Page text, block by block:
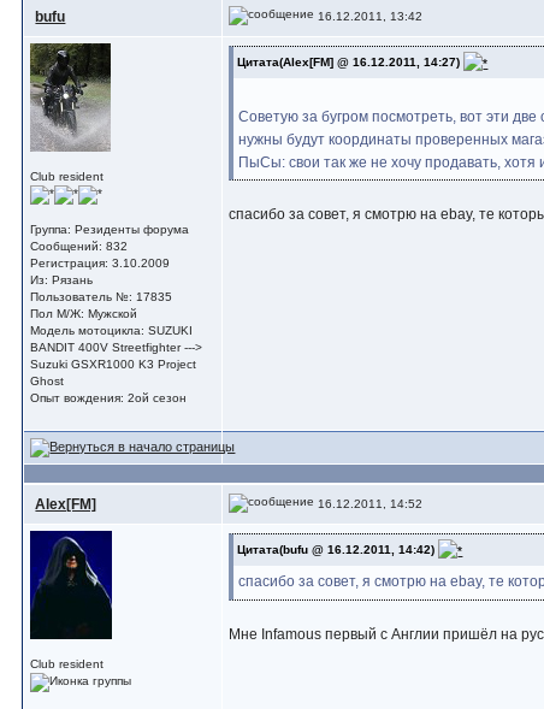
bufu 16.12.2011, 13:42
Club resident
Группа: Резиденты форума
Сообщений: 832
Регистрация: 3.10.2009
Из: Рязань
Пользователь №: 17835
Пол М/Ж: Мужской
Модель мотоцикла: SUZUKI
BANDIT 400V Streetfighter --->
Suzuki GSXR1000 K3 Project
Ghost
Опыт вождения: 2ой сезон
Цитата(Alex[FM] @ 16.12.2011, 14:27)
Советую за бугром посмотреть, вот эти
нужны будут координаты проверенных
ПыСы: свои так же не хочу продавать, хотя
спасибо за совет, я смотрю на ebay, те
Alex[FM] 16.12.2011, 14:52
Club resident
Цитата(bufu @ 16.12.2011, 14:42)
спасибо за совет, я смотрю на ebay, те
Мне Infamous первый с Англии пришёл на